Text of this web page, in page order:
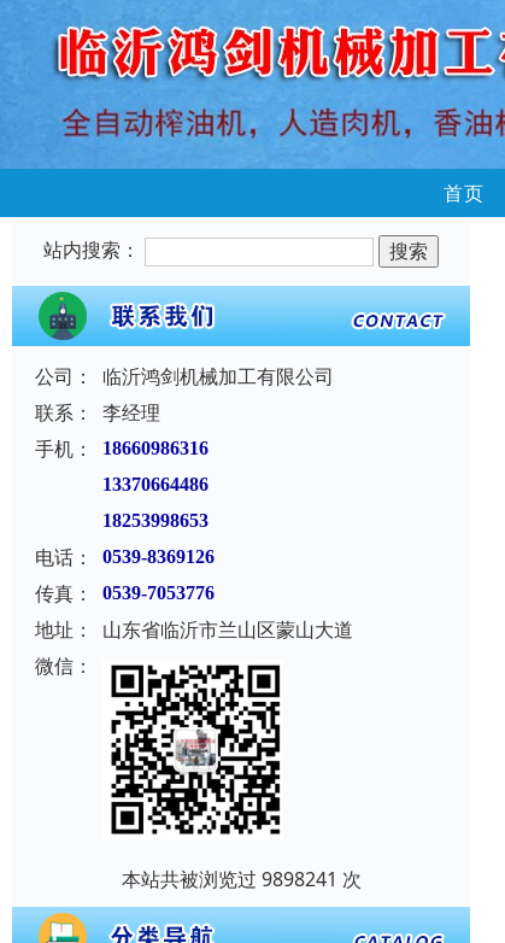
首页
站内搜索：
公司：
临沂鸿剑机械加工有限公司
联系：
李经理
手机：
18660986316
13370664486
18253998653
电话： 0539-8369126
传真： 0539-7053776
地址：
山东省临沂市兰山区蒙山大道
微信：
本站共被浏览过 9898241 次